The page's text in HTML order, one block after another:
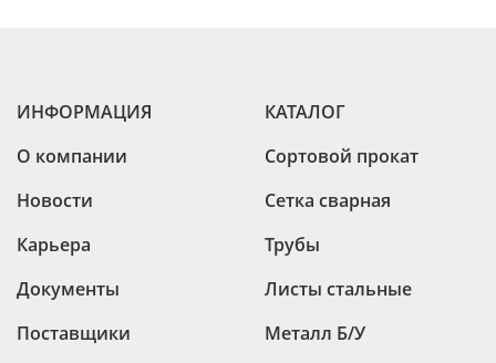
ИНФОРМАЦИЯ
О компании
Новости
Карьера
Документы
Поставщики
КАТАЛОГ
Сортовой прокат
Сетка сварная
Трубы
Листы стальные
Металл Б/У